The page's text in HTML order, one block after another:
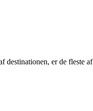
er de fleste